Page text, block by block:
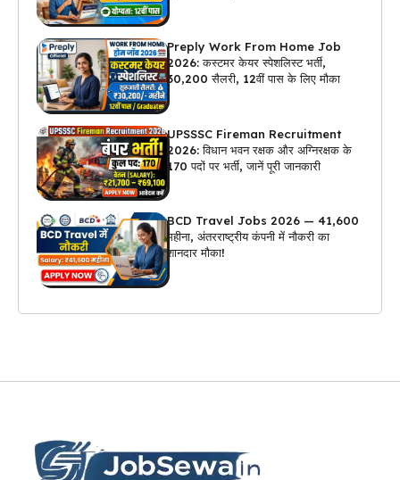
Preply Work From Home Job
2026: कस्टमर केयर स्पेशलिस्ट भर्ती,
₹30,200 सैलरी, 12वीं पास के लिए मौका
UPSSSC Fireman Recruitment
2026: विधान भवन रक्षक और अग्निरक्षक के
170 पदों पर भर्ती, जानें पूरी जानकारी
BCD Travel Jobs 2026 — ₹41,600
महीना, अंतरराष्ट्रीय कंपनी में नौकरी का
शानदार मौका!